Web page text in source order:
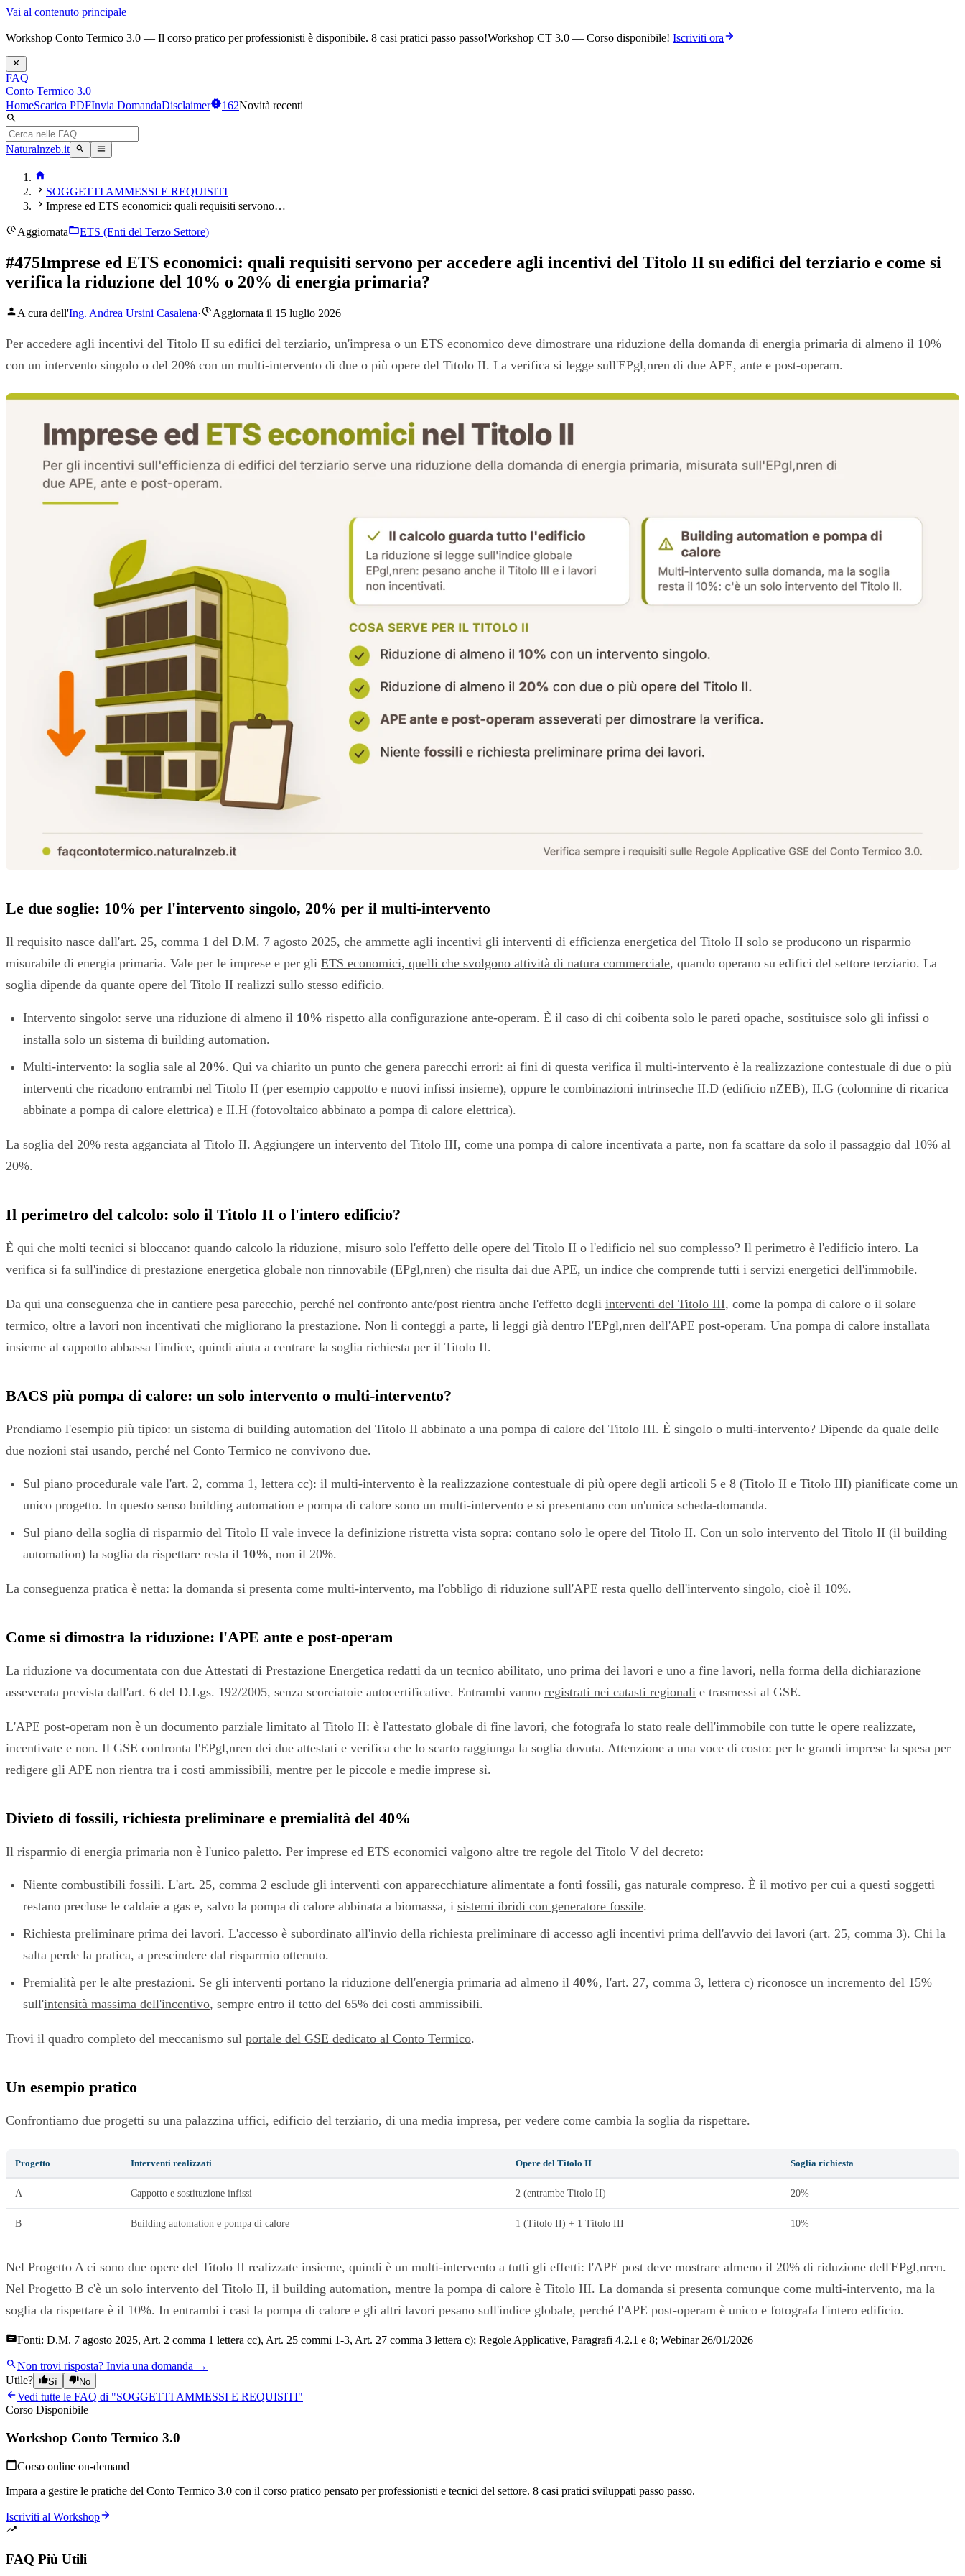
Vai al contenuto principale
Workshop Conto Termico 3.0 — Il corso pratico per professionisti è disponibile. 8 casi pratici passo passo!Workshop CT 3.0 — Corso disponibile! Iscriviti ora
FAQ
Conto Termico 3.0
HomeScarica PDFInvia DomandaDisclaimer 162Novità recenti
Naturalnzeb.it
SOGGETTI AMMESSI E REQUISITI
Imprese ed ETS economici: quali requisiti servono…
Aggiornata ETS (Enti del Terzo Settore)
#475Imprese ed ETS economici: quali requisiti servono per accedere agli incentivi del Titolo II su edifici del terziario e come si
verifica la riduzione del 10% o 20% di energia primaria?
A cura dell'Ing. Andrea Ursini Casalena· Aggiornata il 15 luglio 2026
Per accedere agli incentivi del Titolo II su edifici del terziario, un'impresa o un ETS economico deve dimostrare una riduzione della domanda di energia primaria di almeno il 10%
con un intervento singolo o del 20% con un multi-intervento di due o più opere del Titolo II. La verifica si legge sull'EPgl,nren di due APE, ante e post-operam.
Le due soglie: 10% per l'intervento singolo, 20% per il multi-intervento
Il requisito nasce dall'art. 25, comma 1 del D.M. 7 agosto 2025, che ammette agli incentivi gli interventi di efficienza energetica del Titolo II solo se producono un risparmio
misurabile di energia primaria. Vale per le imprese e per gli ETS economici, quelli che svolgono attività di natura commerciale, quando operano su edifici del settore terziario. La
soglia dipende da quante opere del Titolo II realizzi sullo stesso edificio.
Intervento singolo: serve una riduzione di almeno il 10% rispetto alla configurazione ante-operam. È il caso di chi coibenta solo le pareti opache, sostituisce solo gli infissi o
installa solo un sistema di building automation.
Multi-intervento: la soglia sale al 20%. Qui va chiarito un punto che genera parecchi errori: ai fini di questa verifica il multi-intervento è la realizzazione contestuale di due o più
interventi che ricadono entrambi nel Titolo II (per esempio cappotto e nuovi infissi insieme), oppure le combinazioni intrinseche II.D (edificio nZEB), II.G (colonnine di ricarica
abbinate a pompa di calore elettrica) e II.H (fotovoltaico abbinato a pompa di calore elettrica).
La soglia del 20% resta agganciata al Titolo II. Aggiungere un intervento del Titolo III, come una pompa di calore incentivata a parte, non fa scattare da solo il passaggio dal 10% al
20%.
Il perimetro del calcolo: solo il Titolo II o l'intero edificio?
È qui che molti tecnici si bloccano: quando calcolo la riduzione, misuro solo l'effetto delle opere del Titolo II o l'edificio nel suo complesso? Il perimetro è l'edificio intero. La
verifica si fa sull'indice di prestazione energetica globale non rinnovabile (EPgl,nren) che risulta dai due APE, un indice che comprende tutti i servizi energetici dell'immobile.
Da qui una conseguenza che in cantiere pesa parecchio, perché nel confronto ante/post rientra anche l'effetto degli interventi del Titolo III, come la pompa di calore o il solare
termico, oltre a lavori non incentivati che migliorano la prestazione. Non li conteggi a parte, li leggi già dentro l'EPgl,nren dell'APE post-operam. Una pompa di calore installata
insieme al cappotto abbassa l'indice, quindi aiuta a centrare la soglia richiesta per il Titolo II.
BACS più pompa di calore: un solo intervento o multi-intervento?
Prendiamo l'esempio più tipico: un sistema di building automation del Titolo II abbinato a una pompa di calore del Titolo III. È singolo o multi-intervento? Dipende da quale delle
due nozioni stai usando, perché nel Conto Termico ne convivono due.
Sul piano procedurale vale l'art. 2, comma 1, lettera cc): il multi-intervento è la realizzazione contestuale di più opere degli articoli 5 e 8 (Titolo II e Titolo III) pianificate come un
unico progetto. In questo senso building automation e pompa di calore sono un multi-intervento e si presentano con un'unica scheda-domanda.
Sul piano della soglia di risparmio del Titolo II vale invece la definizione ristretta vista sopra: contano solo le opere del Titolo II. Con un solo intervento del Titolo II (il building
automation) la soglia da rispettare resta il 10%, non il 20%.
La conseguenza pratica è netta: la domanda si presenta come multi-intervento, ma l'obbligo di riduzione sull'APE resta quello dell'intervento singolo, cioè il 10%.
Come si dimostra la riduzione: l'APE ante e post-operam
La riduzione va documentata con due Attestati di Prestazione Energetica redatti da un tecnico abilitato, uno prima dei lavori e uno a fine lavori, nella forma della dichiarazione
asseverata prevista dall'art. 6 del D.Lgs. 192/2005, senza scorciatoie autocertificative. Entrambi vanno registrati nei catasti regionali e trasmessi al GSE.
L'APE post-operam non è un documento parziale limitato al Titolo II: è l'attestato globale di fine lavori, che fotografa lo stato reale dell'immobile con tutte le opere realizzate,
incentivate e non. Il GSE confronta l'EPgl,nren dei due attestati e verifica che lo scarto raggiunga la soglia dovuta. Attenzione a una voce di costo: per le grandi imprese la spesa per
redigere gli APE non rientra tra i costi ammissibili, mentre per le piccole e medie imprese sì.
Divieto di fossili, richiesta preliminare e premialità del 40%
Il risparmio di energia primaria non è l'unico paletto. Per imprese ed ETS economici valgono altre tre regole del Titolo V del decreto:
Niente combustibili fossili. L'art. 25, comma 2 esclude gli interventi con apparecchiature alimentate a fonti fossili, gas naturale compreso. È il motivo per cui a questi soggetti
restano precluse le caldaie a gas e, salvo la pompa di calore abbinata a biomassa, i sistemi ibridi con generatore fossile.
Richiesta preliminare prima dei lavori. L'accesso è subordinato all'invio della richiesta preliminare di accesso agli incentivi prima dell'avvio dei lavori (art. 25, comma 3). Chi la
salta perde la pratica, a prescindere dal risparmio ottenuto.
Premialità per le alte prestazioni. Se gli interventi portano la riduzione dell'energia primaria ad almeno il 40%, l'art. 27, comma 3, lettera c) riconosce un incremento del 15%
sull'intensità massima dell'incentivo, sempre entro il tetto del 65% dei costi ammissibili.
Trovi il quadro completo del meccanismo sul portale del GSE dedicato al Conto Termico.
Un esempio pratico
Confrontiamo due progetti su una palazzina uffici, edificio del terziario, di una media impresa, per vedere come cambia la soglia da rispettare.
Progetto Interventi realizzati Opere del Titolo II Soglia richiesta
A Cappotto e sostituzione infissi 2 (entrambe Titolo II) 20%
B Building automation e pompa di calore 1 (Titolo II) + 1 Titolo III 10%
Nel Progetto A ci sono due opere del Titolo II realizzate insieme, quindi è un multi-intervento a tutti gli effetti: l'APE post deve mostrare almeno il 20% di riduzione dell'EPgl,nren.
Nel Progetto B c'è un solo intervento del Titolo II, il building automation, mentre la pompa di calore è Titolo III. La domanda si presenta comunque come multi-intervento, ma la
soglia da rispettare è il 10%. In entrambi i casi la pompa di calore e gli altri lavori pesano sull'indice globale, perché l'APE post-operam è unico e fotografa l'intero edificio.
Fonti: D.M. 7 agosto 2025, Art. 2 comma 1 lettera cc), Art. 25 commi 1-3, Art. 27 comma 3 lettera c); Regole Applicative, Paragrafi 4.2.1 e 8; Webinar 26/01/2026
Non trovi risposta? Invia una domanda →
Utile?
Sì No
Vedi tutte le FAQ di "SOGGETTI AMMESSI E REQUISITI"
Corso Disponibile
Workshop Conto Termico 3.0
Corso online on-demand
Impara a gestire le pratiche del Conto Termico 3.0 con il corso pratico pensato per professionisti e tecnici del settore. 8 casi pratici sviluppati passo passo.
Iscriviti al Workshop
FAQ Più Utili